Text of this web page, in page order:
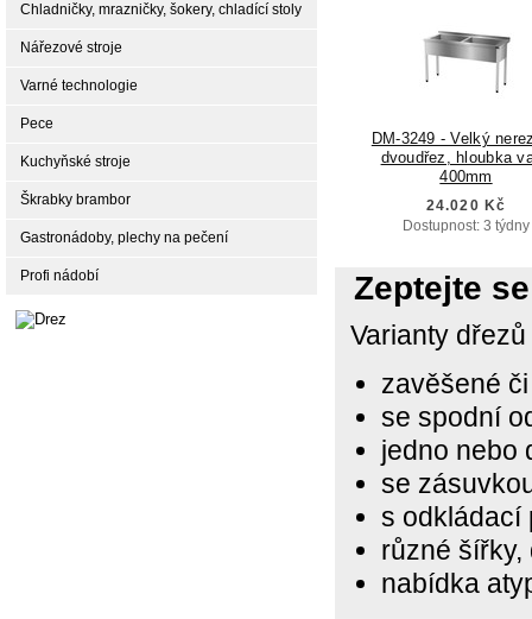
DM-3249 - Velký
dvoudřez, hloubka
400mm
24.020 Kč
Dostupnost: 3 týdny
Zeptejte
Varianty
zavěšené
se spodní
jedno nebo
se
s odkládací
různé šířky,
nabídka
Chladničky, mrazničky, šokery, chladící stoly
Nářezové stroje
Varné technologie
Pece
Kuchyňské stroje
Škrabky brambor
Gastronádoby, plechy na pečení
Profi nádobí